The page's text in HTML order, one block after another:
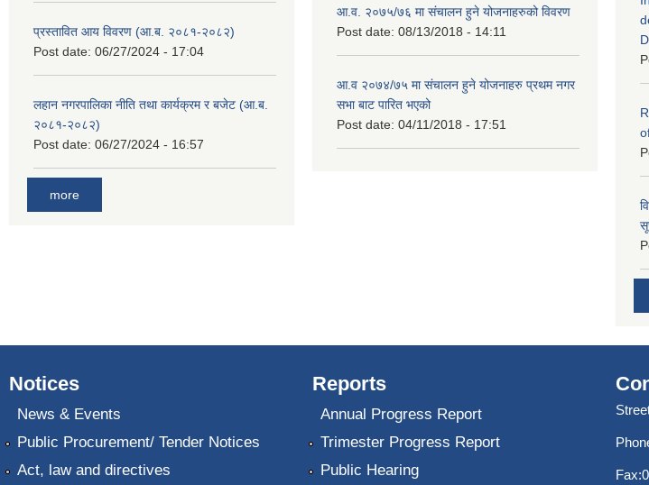
प्रस्तावित आय विवरण (आ.ब. २०८१-२०८२)
Post date: 06/27/2024 - 17:04
लहान नगरपालिका नीति तथा कार्यक्रम र बजेट (आ.ब.
२०८१-२०८२)
Post date: 06/27/2024 - 16:57
more
आ.व. २०७५/७६ मा संचालन हुने योजनाहरुको विवरण
Post date: 08/13/2018 - 14:11
आ.व २०७४/७५ मा संचालन हुने योजनाहरु प्रथम नगर
सभा बाट पारित भएको
Post date: 04/11/2018 - 17:51
Notices
News & Events
Public Procurement/ Tender Notices
Act, law and directives
Reports
Annual Progress Report
Trimester Progress Report
Public Hearing